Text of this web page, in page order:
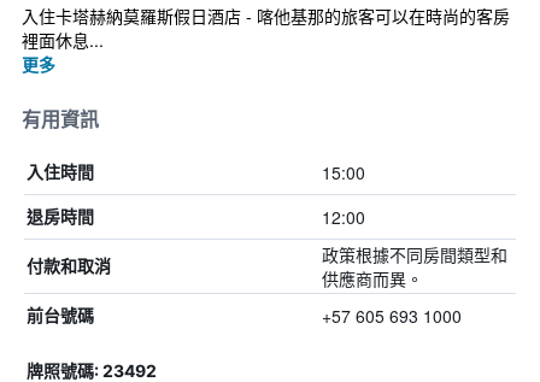
入住卡塔赫納莫羅斯假日酒店 - 喀他基那的旅客可以在時尚的客房
裡面休息...
更多
有用資訊
入住時間 15:00
退房時間 12:00
付款和取消
政策根據不同房間類型和
供應商而異。
前台號碼 +57 605 693 1000
牌照號碼: 23492